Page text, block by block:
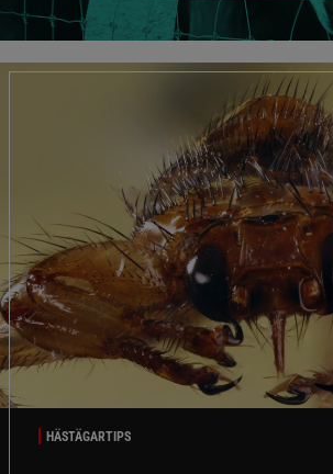
HÄSTÄGARTIPS